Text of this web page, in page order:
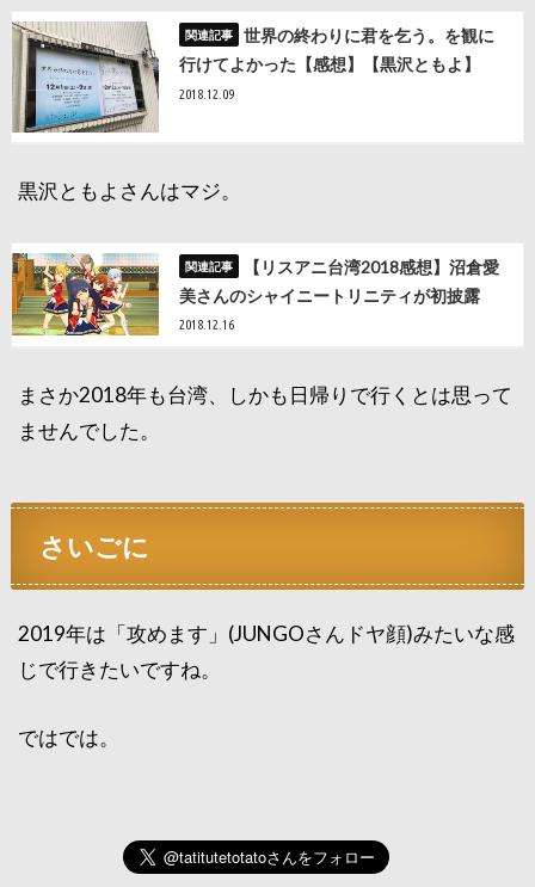
世界の終わりに君を乞う。を観に
行けてよかった【感想】【黒沢ともよ】
2018.12.09
黒沢ともよさんはマジ。
【リスアニ台湾2018感想】沼倉愛
美さんのシャイニートリニティが初披露
2018.12.16
まさか2018年も台湾、しかも日帰りで行くとは思って
ませんでした。
さいごに
2019年は「攻めます」(JUNGOさんドヤ顔)みたいな感
じで行きたいですね。
ではでは。